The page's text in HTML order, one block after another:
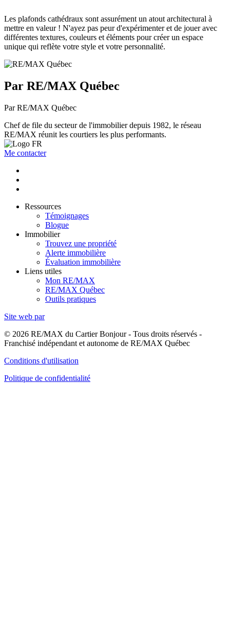
Les plafonds cathédraux sont assurément un atout architectural à
mettre en valeur ! N'ayez pas peur d'expérimenter et de jouer avec
différentes textures, couleurs et éléments pour créer un espace
unique qui reflète votre style et votre personnalité.
Par RE/MAX Québec
Par RE/MAX Québec
Chef de file du secteur de l'immobilier depuis 1982, le réseau
RE/MAX réunit les courtiers les plus performants.
Me contacter
Ressources
Témoignages
Blogue
Immobilier
Trouvez une propriété
Alerte immobilière
Évaluation immobilière
Liens utiles
Mon RE/MAX
RE/MAX Québec
Outils pratiques
Site web par
© 2026 RE/MAX du Cartier Bonjour - Tous droits réservés -
Franchisé indépendant et autonome de RE/MAX Québec
Conditions d'utilisation
Politique de confidentialité